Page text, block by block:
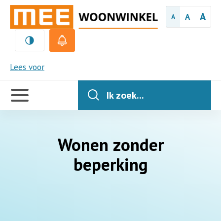
A A A
Lees voor
MEE
Handige
links
Ik zoek...
Wonen zonder
beperking